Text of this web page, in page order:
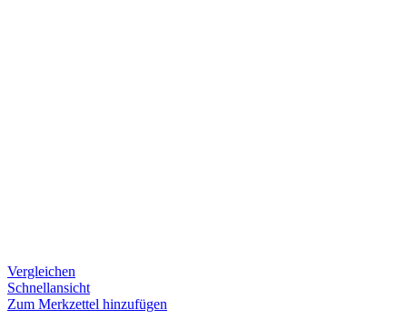
Vergleichen
Schnellansicht
Zum Merkzettel hinzufügen